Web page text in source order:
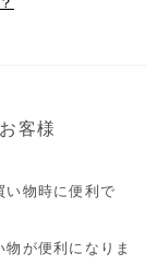
客様
い物時に便利で
が便利になりま